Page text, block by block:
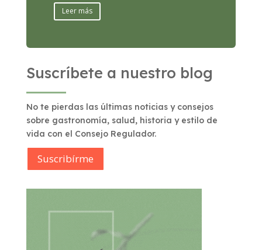
Leer más
Suscríbete a nuestro blog
No te pierdas las últimas noticias y consejos
sobre gastronomía, salud, historia y estilo de
vida con el Consejo Regulador.
Suscribírme